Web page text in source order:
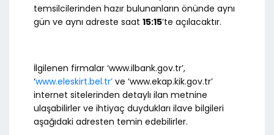
temsilcilerinden hazır bulunanların önünde aynı
gün ve aynı adreste saat 15:15’te açılacaktır.
İlgilenen firmalar ‘www.ilbank.gov.tr’,
‘www.eleskirt.bel.tr’ ve ‘www.ekap.kik.gov.tr’
internet sitelerinden detaylı ilan metnine
ulaşabilirler ve ihtiyaç duydukları ilave bilgileri
aşağıdaki adresten temin edebilirler.